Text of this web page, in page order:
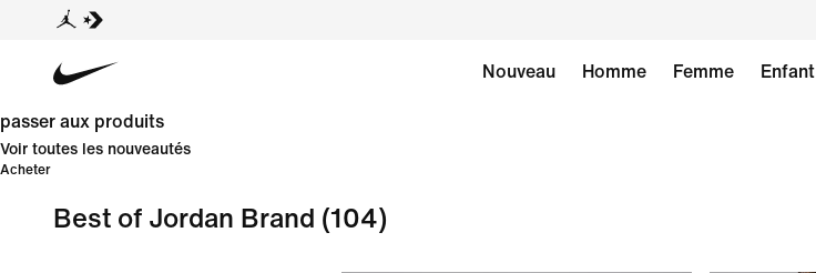
Nouveau Homme Femme Enfant
passer aux produits
Voir toutes les nouveautés
Acheter
Best of Jordan Brand (104)